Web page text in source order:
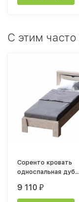
С этим часто
Соренто кровать
односпальная дуб
основанием
9 110 ₽